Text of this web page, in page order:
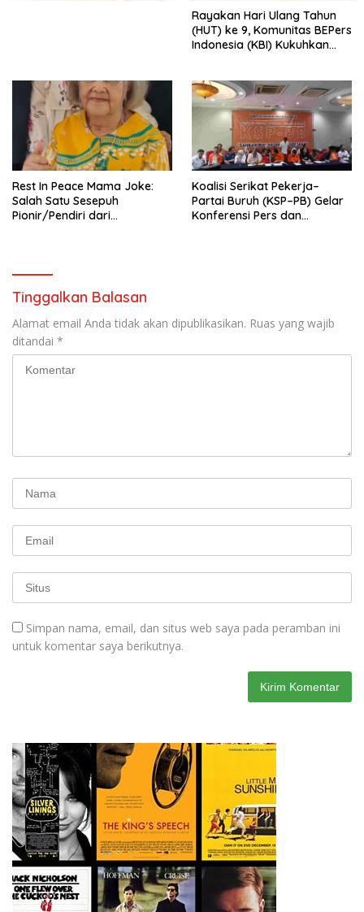
Rayakan Hari Ulang Tahun
(HUT) ke 9, Komunitas BEPers
Indonesia (KBI) Kukuhkan
Tema: “Penguatan dan
Pengembangan Organisasi
KBI yang Berbasis Riset di
seluruh Indonesia dan
Mancanegara”.
Rest In Peace Mama Joke:
Salah Satu Sesepuh
Pionir/Pendiri dari
Kasih Allah.
Koalisi Serikat Pekerja–
Partai Buruh (KSP–PB) Gelar
Konferensi Pers dan
Tinggalkan Balasan
Alamat email Anda tidak akan dipublikasikan. Ruas yang wajib
ditandai *
Simpan nama, email, dan situs web saya pada peramban ini
untuk komentar saya berikutnya.